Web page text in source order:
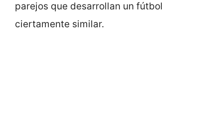
parejos que desarrollan un fútbol
ciertamente similar.